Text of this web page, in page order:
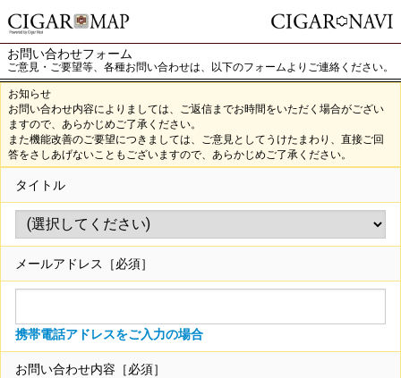
お問い合わせフォーム
ご意見・ご要望等、各種お問い合わせは、以下のフォームよりご連絡ください。
お知らせ
お問い合わせ内容によりましては、ご返信までお時間をいただく場合がござい
ますので、あらかじめご了承ください。
また機能改善のご要望につきましては、ご意見としてうけたまわり、直接ご回
答をさしあげないこともございますので、あらかじめご了承ください。
タイトル
メールアドレス ［必須］
携帯電話アドレスをご入力の場合
お問い合わせ内容 ［必須］